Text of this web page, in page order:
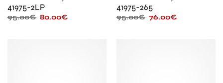
41975-2LP
95.00€ 80.00€
41975-265
95.00€ 76.00€